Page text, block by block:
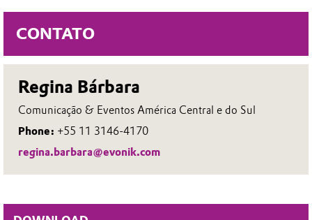
CONTATO
Regina Bárbara
Comunicação & Eventos América Central e do Sul
Phone: +55 11 3146-4170
regina.barbara@evonik.com